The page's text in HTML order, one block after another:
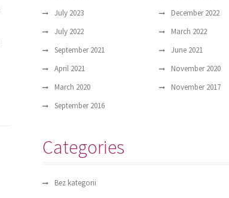
July 2023
December 2022
July 2022
March 2022
September 2021
June 2021
April 2021
November 2020
March 2020
November 2017
September 2016
Categories
Bez kategorii